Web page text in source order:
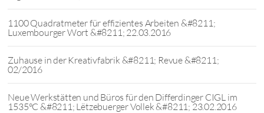
1100 Quadratmeter für effizientes Arbeiten &#8211;
Luxembourger Wort &#8211; 22.03.2016
Zuhause in der Kreativfabrik &#8211; Revue &#8211;
02/2016
Neue Werkstätten und Büros für den Differdinger CIGL im
1535°C &#8211; Lëtzebuerger Vollek &#8211; 23.02.2016